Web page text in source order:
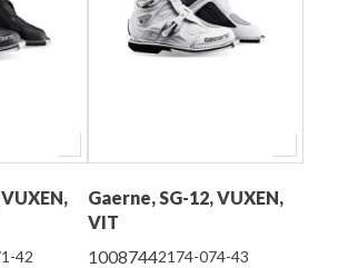
42
Gaerne, SG-12, VUXEN,
VIT
10087442174-074-43